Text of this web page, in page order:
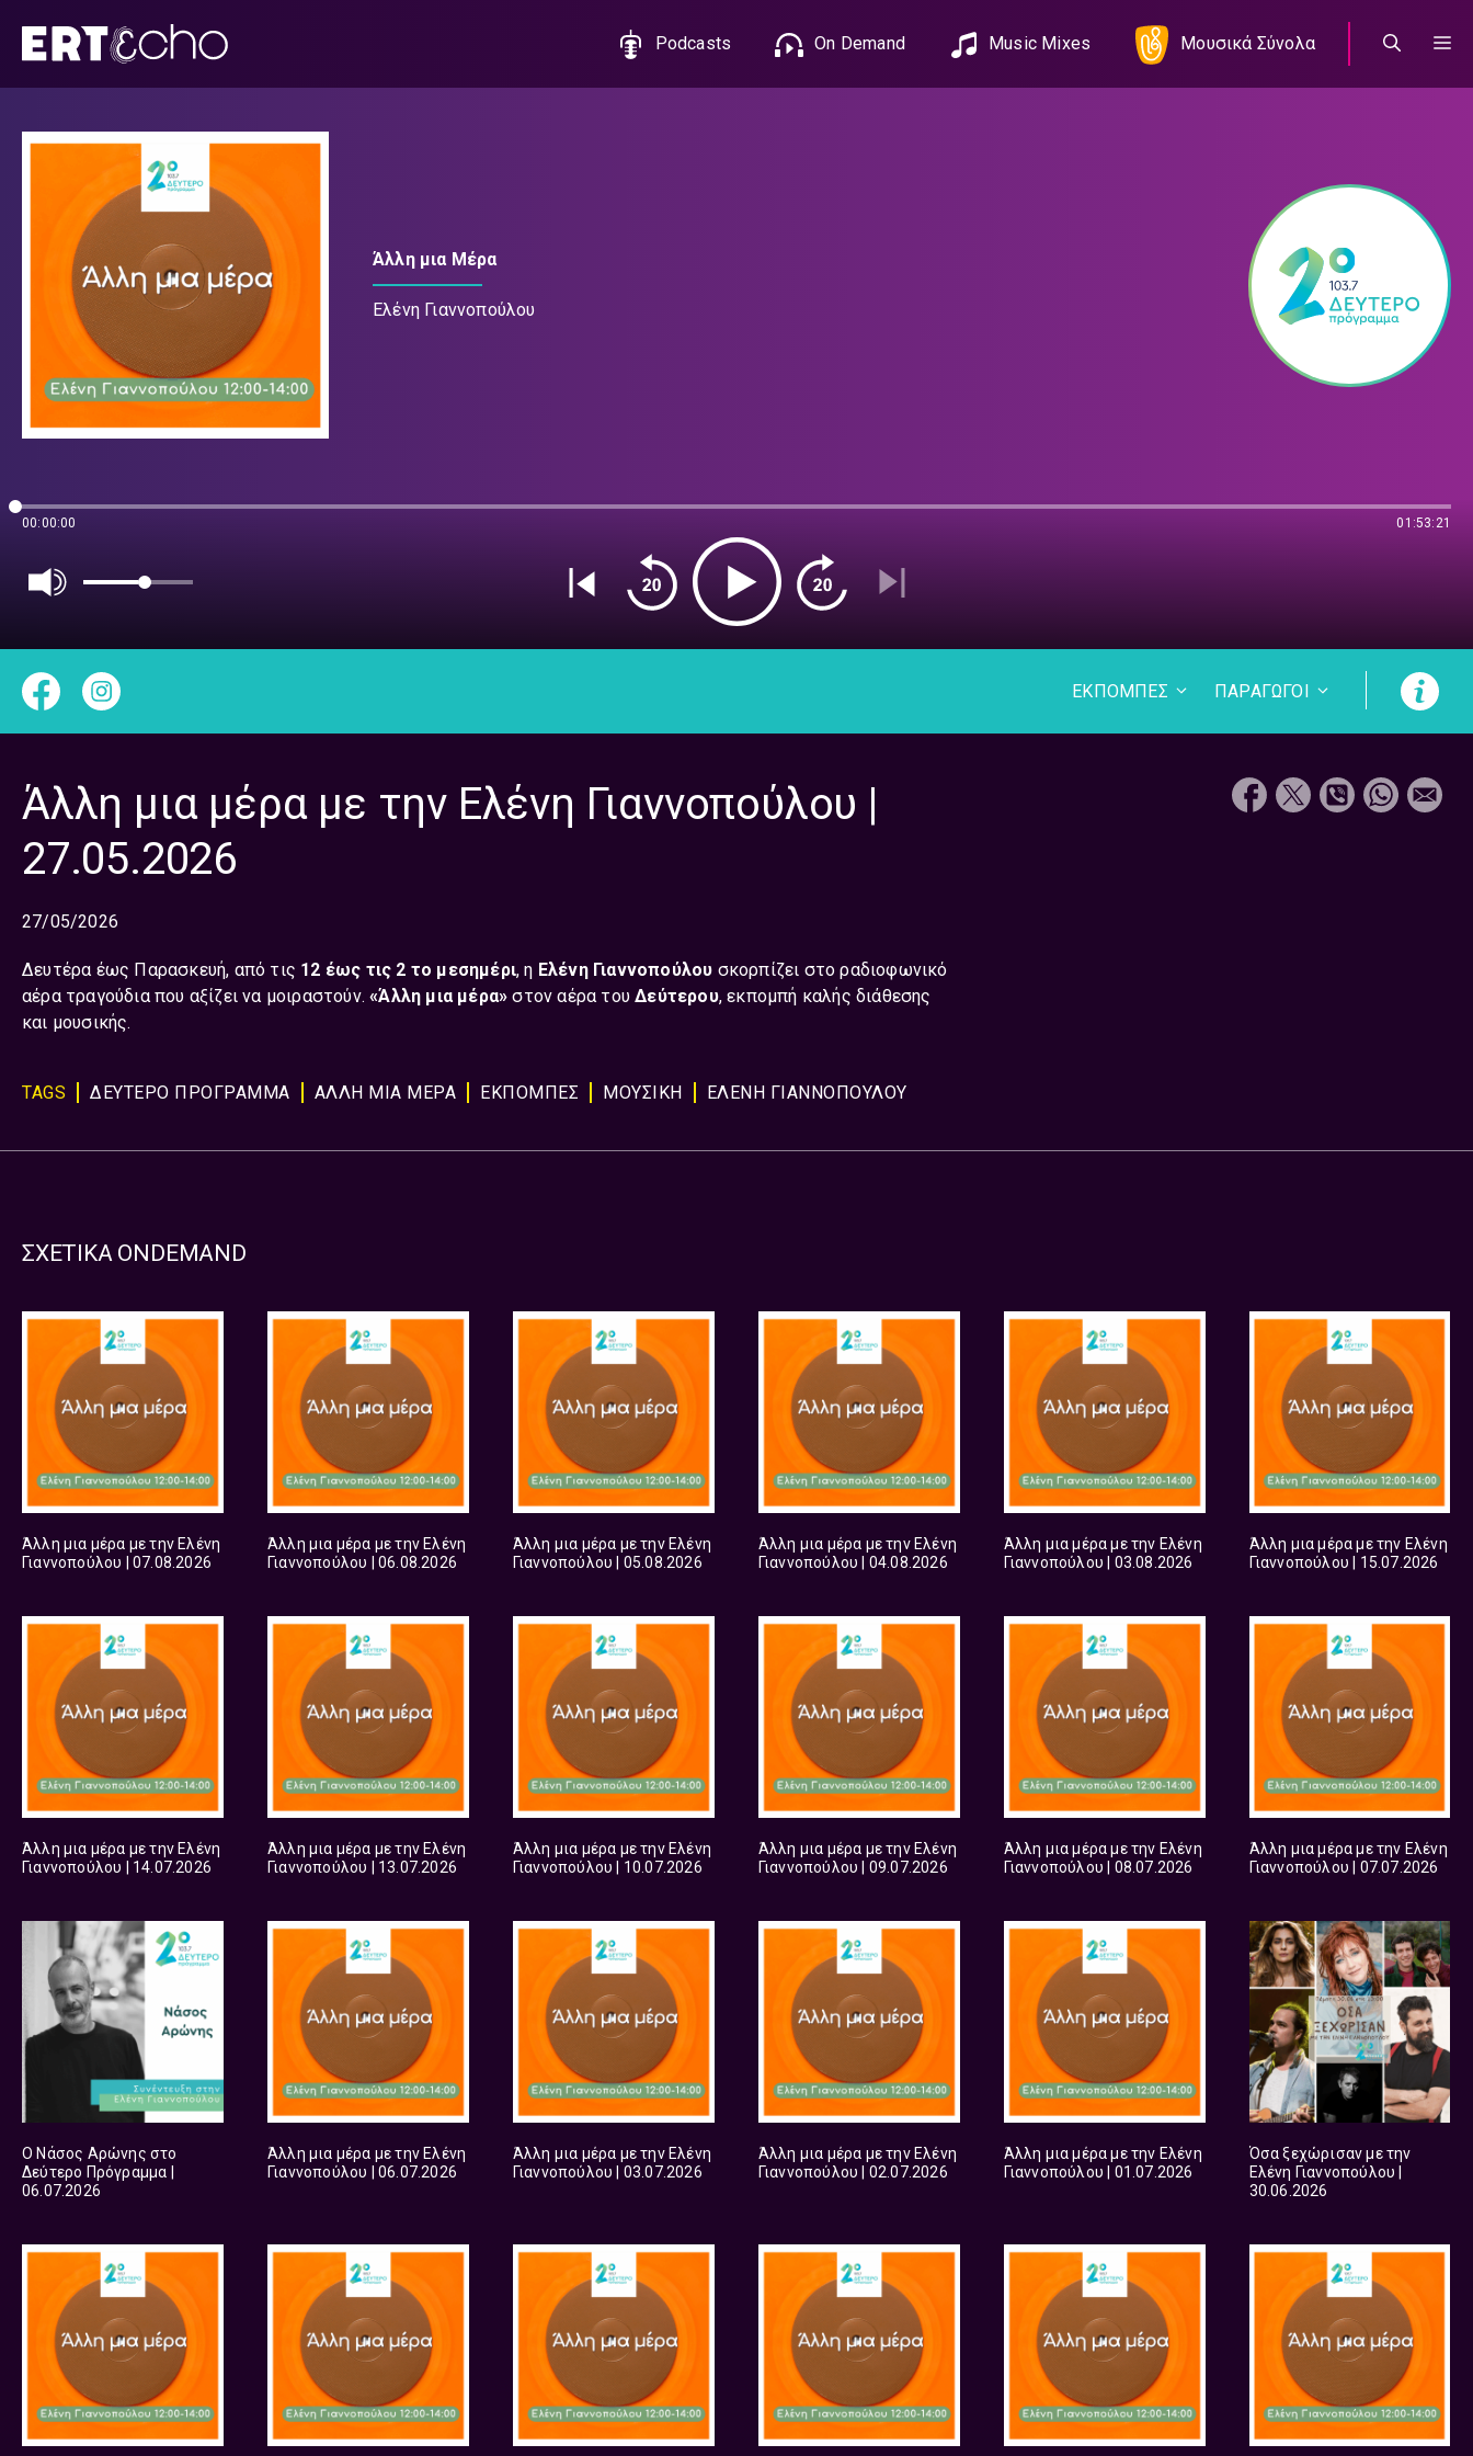
περιεχόμενο
Podcasts On Demand Music Mixes Μουσικά Σύνολα
Άλλη μια Μέρα
Ελένη Γιαννοπούλου
00:00:00 01:53:21
ΕΚΠΟΜΠΕΣ ΠΑΡΑΓΩΓΟΙ
Άλλη μια μέρα με την Ελένη Γιαννοπούλου |
27.05.2026
27/05/2026
Δευτέρα έως Παρασκευή, από τις 12 έως τις 2 το μεσημέρι, η Ελένη Γιαννοπούλου σκορπίζει στο ραδιοφωνικό
αέρα τραγούδια που αξίζει να μοιραστούν.«Άλλη μια μέρα» στον αέρα τουΔεύτερου, εκπομπή καλής διάθεσης
και μουσικής.
TAGS ΔΕΥΤΕΡΟ ΠΡΟΓΡΑΜΜΑ ΑΛΛΗ ΜΙΑ ΜΕΡΑ ΕΚΠΟΜΠΈΣ ΜΟΥΣΙΚΉ ΕΛΕΝΗ ΓΙΑΝΝΟΠΟΥΛΟΥ
ΣΧΕΤΙΚΑ ONDEMAND
Άλλη μια μέρα με την Ελένη
Γιαννοπούλου | 07.08.2026
Άλλη μια μέρα με την Ελένη
Γιαννοπούλου | 06.08.2026
Άλλη μια μέρα με την Ελένη
Γιαννοπούλου | 05.08.2026
Άλλη μια μέρα με την Ελένη
Γιαννοπούλου | 04.08.2026
Άλλη μια μέρα με την Ελένη
Γιαννοπούλου | 03.08.2026
Άλλη μια μέρα με την Ελένη
Γιαννοπούλου | 15.07.2026
Άλλη μια μέρα με την Ελένη
Γιαννοπούλου | 14.07.2026
Άλλη μια μέρα με την Ελένη
Γιαννοπούλου | 13.07.2026
Άλλη μια μέρα με την Ελένη
Γιαννοπούλου | 10.07.2026
Άλλη μια μέρα με την Ελένη
Γιαννοπούλου | 09.07.2026
Άλλη μια μέρα με την Ελένη
Γιαννοπούλου | 08.07.2026
Άλλη μια μέρα με την Ελένη
Γιαννοπούλου | 07.07.2026
Ο Νάσος Αρώνης στο
Δεύτερο Πρόγραμμα |
06.07.2026
Άλλη μια μέρα με την Ελένη
Γιαννοπούλου | 06.07.2026
Άλλη μια μέρα με την Ελένη
Γιαννοπούλου | 03.07.2026
Άλλη μια μέρα με την Ελένη
Γιαννοπούλου | 02.07.2026
Άλλη μια μέρα με την Ελένη
Γιαννοπούλου | 01.07.2026
Όσα ξεχώρισαν με την
Ελένη Γιαννοπούλου |
30.06.2026